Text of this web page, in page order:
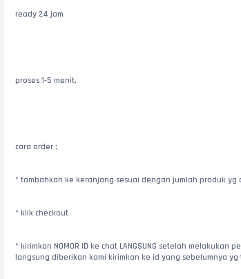
ready 24 jam
proses 1-5 menit,
cara order ;
* tambahkan ke keranjang sesuai dengan jumlah produk yg
* klik checkout
* kirimkan NOMOR ID ke chat LANGSUNG setelah melakukan
langsung diberikan kami kirimkan ke id yang sebelumnya